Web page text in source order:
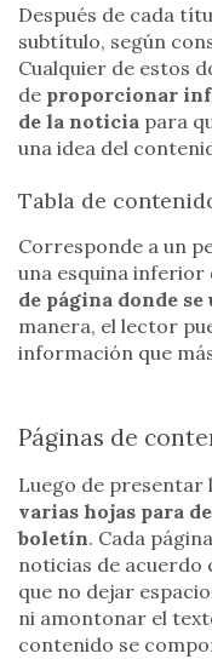
Después de cada
subtítulo, según
Cualquier de estos
de proporcionar
de la noticia para
una idea del
Tabla de
Corresponde a un
una esquina inferior
de página donde
manera, el lector
información que
Páginas de
Luego de presentar
varias hojas para
boletín. Cada
noticias de acuerdo
que no dejar
ni amontonar el
contenido se